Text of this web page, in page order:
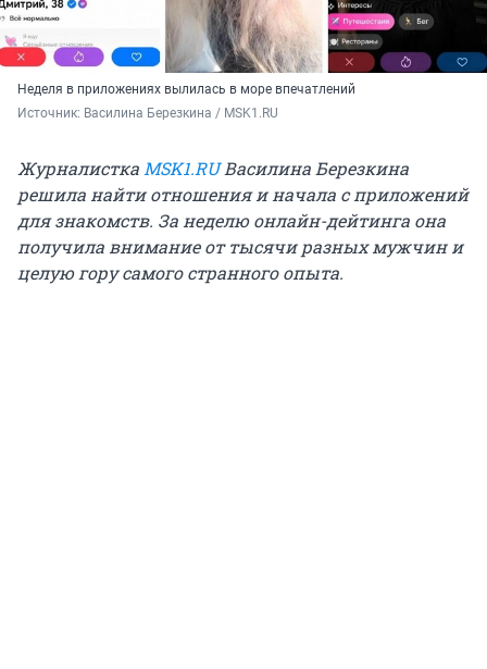
Неделя в приложениях вылилась в море впечатлений
Источник: Василина Березкина / MSK1.RU
Журналистка MSK1.RUВасилина Березкина
решила найти отношения и начала с приложений
для знакомств. За неделю онлайн-дейтинга она
получила внимание от тысячи разных мужчин и
целую гору самого странного опыта.